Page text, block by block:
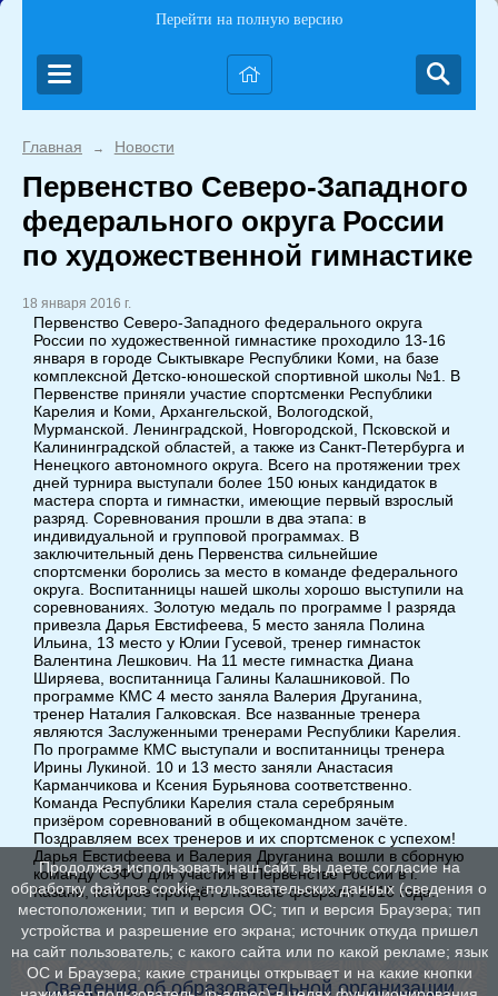
Перейти на полную версию
Главная → Новости
Первенство Северо-Западного
федерального округа России
по художественной гимнастике
18 января 2016 г.
Первенство Северо-Западного федерального округа
России по художественной гимнастике проходило 13-16
января в городе Сыктывкаре Республики Коми, на базе
комплексной Детско-юношеской спортивной школы №1. В
Первенстве приняли участие спортсменки Республики
Карелия и Коми, Архангельской, Вологодской,
Мурманской. Ленинградской, Новгородской, Псковской и
Калининградской областей, а также из Санкт-Петербурга и
Ненецкого автономного округа. Всего на протяжении трех
дней турнира выступали более 150 юных кандидаток в
мастера спорта и гимнастки, имеющие первый взрослый
разряд. Соревнования прошли в два этапа: в
индивидуальной и групповой программах. В
заключительный день Первенства сильнейшие
спортсменки боролись за место в команде федерального
округа. Воспитанницы нашей школы хорошо выступили на
соревнованиях. Золотую медаль по программе I разряда
привезла Дарья Евстифеева, 5 место заняла Полина
Ильина, 13 место у Юлии Гусевой, тренер гимнасток
Валентина Лешкович. На 11 месте гимнастка Диана
Ширяева, воспитанница Галины Калашниковой. По
программе КМС 4 место заняла Валерия Друганина,
тренер Наталия Галковская. Все названные тренера
являются Заслуженными тренерами Республики Карелия.
По программе КМС выступали и воспитанницы тренера
Ирины Лукиной. 10 и 13 место заняли Анастасия
Карманчикова и Ксения Бурьянова соответственно.
Команда Республики Карелия стала серебряным
призёром соревнований в общекомандном зачёте.
Поздравляем всех тренеров и их спортсменок с успехом!
Дарья Евстифеева и Валерия Друганина вошли в сборную
команду СЗФО для участия в Первенстве России в г.
Казани, которое пройдёт в начале февраля 2016 года.
Сведения об образовательной организации
Продолжая использовать наш сайт, вы даете согласие на
обработку файлов cookie, пользовательских данных (сведения о
местоположении; тип и версия ОС; тип и версия Браузера; тип
устройства и разрешение его экрана; источник откуда пришел
на сайт пользователь; с какого сайта или по какой рекламе; язык
ОС и Браузера; какие страницы открывает и на какие кнопки